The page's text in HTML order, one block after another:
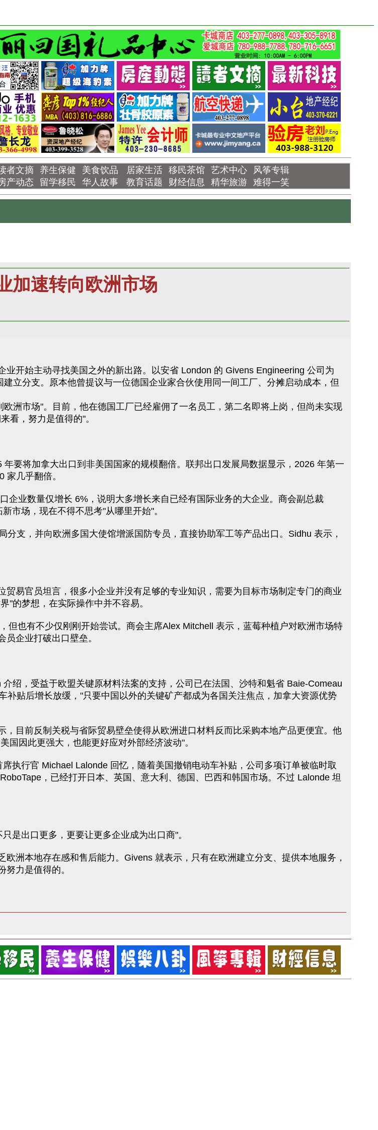
者文摘 养生保健 美食饮品 居家生活 移民茶馆 艺术中心
风筝专辑
产动态 留学移民 华人故事 教育话题 财经信息 精华旅游 难得一笑
加速转向欧洲市场
开始主动寻找美国之外的新出路。以安省 London 的 Givens Engineering 公司为
立分支。原本他曾提议与一位德国企业家合伙使用同一间工厂、分摊启动成本，但
洲市场"。目前，他在德国工厂已经雇佣了一名员工，第二名即将上岗，但尚未实现
看，努力是值得的"。
要将加拿大出口到非美国国家的规模翻倍。联邦出口发展局数据显示，2026 年第一
几乎翻倍。
企业数量仅增长 6%，说明大多增长来自已经有国际业务的大企业。商会副总裁
市场，现在不得不思考"从哪里开始"。
支，并向欧洲多国大使馆增派国防专员，直接协助军工等产品出口。Sidhu 表示，
易官员坦言，很多小企业并没有足够的专业知识，需要为目标市场制定专门的商业
"的梦想，在实际操作中并不容易。
但也有不少仅刚刚开始尝试。商会主席Alex Mitchell 表示，蓝莓种植户对欧洲市场特
企业打破出口壁垒。
绍，受益于欧盟关键原材料法案的支持，公司已在法国、沙特和魁省 Baie-Comeau
贴后增长放缓，"只要中国以外的关键矿产都成为各国关注焦点，加拿大资源优势
目前反制关税与省际贸易壁垒使得从欧洲进口材料反而比采购本地产品更便宜。他
国因此更强大，也能更好应对外部经济波动"。
执行官 Michael Lalonde 回忆，随着美国撤销电动车补贴，公司多项订单被临时取
，已经打开日本、英国、意大利、德国、巴西和韩国市场。不过 Lalonde 坦
是出口更多，更要让更多企业成为出口商"。
洲本地存在感和售后能力。Givens 就表示，只有在欧洲建立分支、提供本地服务，
力是值得的。